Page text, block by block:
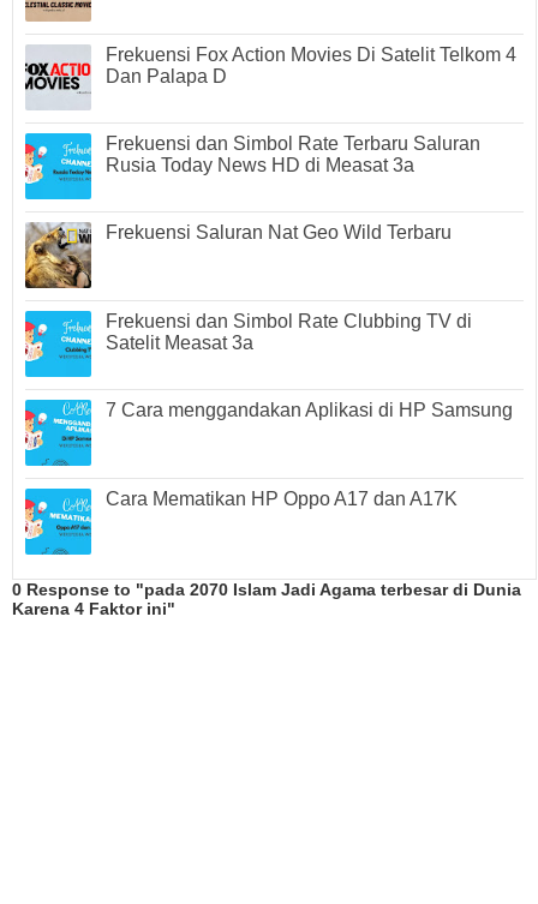
Frekuensi Fox Action Movies Di Satelit Telkom 4
Dan Palapa D
Frekuensi dan Simbol Rate Terbaru Saluran
Rusia Today News HD di Measat 3a
Frekuensi Saluran Nat Geo Wild Terbaru
Frekuensi dan Simbol Rate Clubbing TV di
Satelit Measat 3a
7 Cara menggandakan Aplikasi di HP Samsung
Cara Mematikan HP Oppo A17 dan A17K
0 Response to "pada 2070 Islam Jadi Agama terbesar di Dunia
Karena 4 Faktor ini"